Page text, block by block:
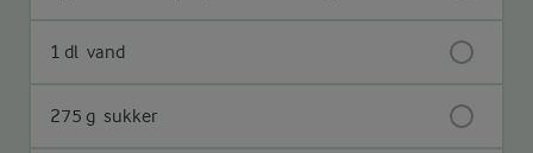
1 dl vand
275 g sukker